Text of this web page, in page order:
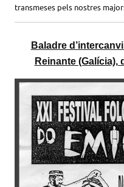
transmeses pels nostres
Baladre
Reinante (Galícia),